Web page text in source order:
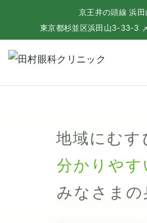
京王井の頭線 浜田
東京都杉並区浜田山3-33-3
地域にむす
分かりやす
みなさまの